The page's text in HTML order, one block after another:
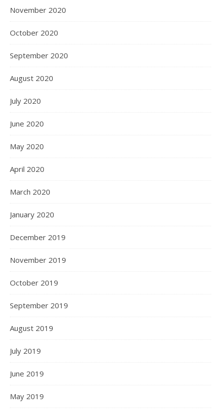
November 2020
October 2020
September 2020
August 2020
July 2020
June 2020
May 2020
April 2020
March 2020
January 2020
December 2019
November 2019
October 2019
September 2019
August 2019
July 2019
June 2019
May 2019